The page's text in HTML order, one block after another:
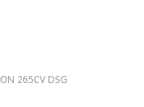
265CV DSG